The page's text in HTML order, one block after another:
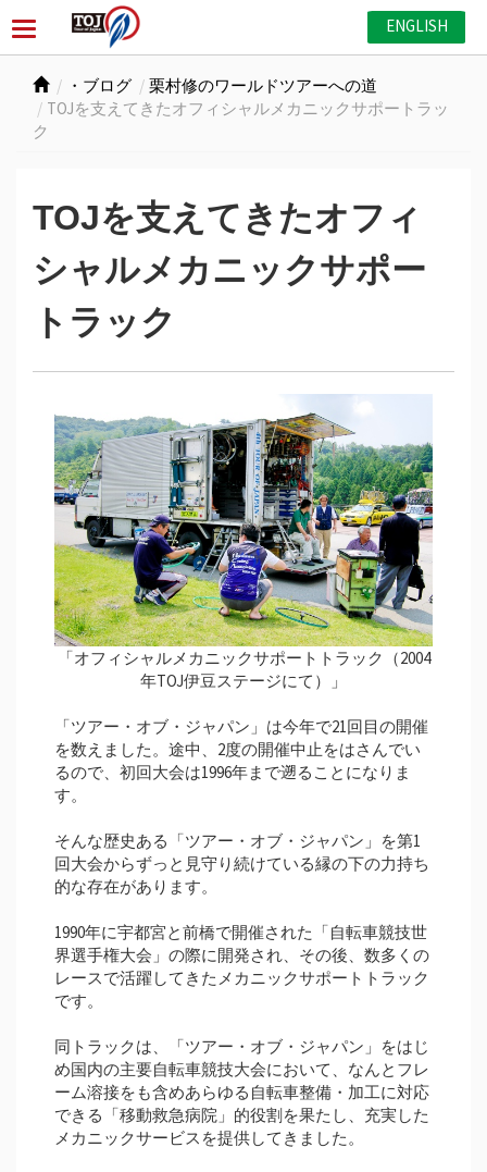
ENGLISH
・ブログ
栗村修のワールドツアーへの道
TOJを支えてきたオフィシャルメカニックサポートラッ
ク
TOJを支えてきたオフィ
シャルメカニックサポー
トラック
「オフィシャルメカニックサポートトラック（2004
年TOJ伊豆ステージにて）」
「ツアー・オブ・ジャパン」は今年で21回目の開催
を数えました。途中、2度の開催中止をはさんでい
るので、初回大会は1996年まで遡ることになりま
す。
そんな歴史ある「ツアー・オブ・ジャパン」を第1
回大会からずっと見守り続けている縁の下の力持ち
的な存在があります。
1990年に宇都宮と前橋で開催された「自転車競技世
界選手権大会」の際に開発され、その後、数多くの
レースで活躍してきたメカニックサポートトラック
です。
同トラックは、「ツアー・オブ・ジャパン」をはじ
め国内の主要自転車競技大会において、なんとフレ
ーム溶接をも含めあらゆる自転車整備・加工に対応
できる「移動救急病院」的役割を果たし、充実した
メカニックサービスを提供してきました。